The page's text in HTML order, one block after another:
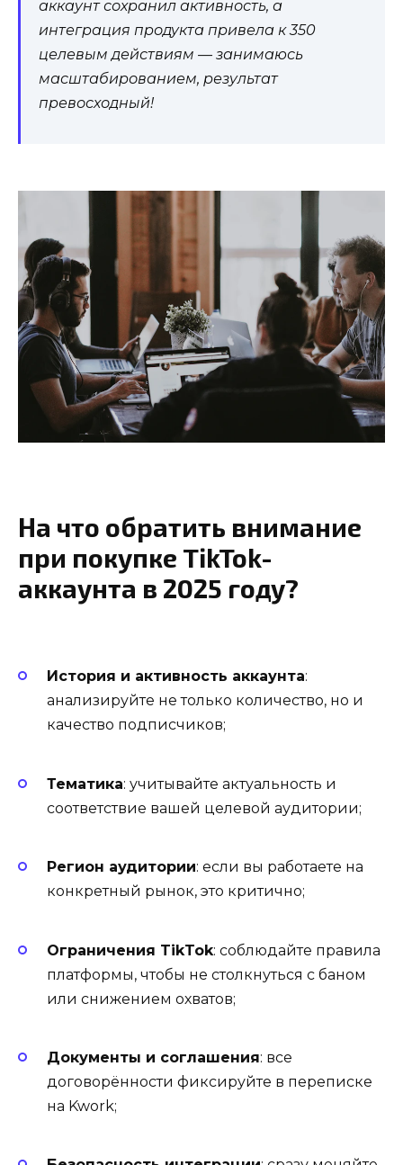
аккаунт сохранил активность, а
интеграция продукта привела к 350
целевым действиям — занимаюсь
масштабированием, результат
превосходный!
На что обратить внимание
при покупке TikTok-
аккаунта в 2025 году?
История и активность аккаунта:
анализируйте не только количество, но и
качество подписчиков;
Тематика: учитывайте актуальность и
соответствие вашей целевой аудитории;
Регион аудитории: если вы работаете на
конкретный рынок, это критично;
Ограничения TikTok: соблюдайте правила
платформы, чтобы не столкнуться с баном
или снижением охватов;
Документы и соглашения: все
договорённости фиксируйте в переписке
на Kwork;